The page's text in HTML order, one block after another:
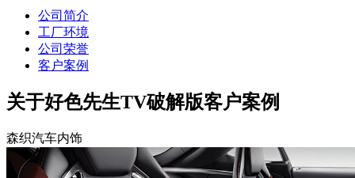
公司简介
工厂环境
公司荣誉
客户案例
关于好色先生TV破解版客户案例
森织汽车内饰